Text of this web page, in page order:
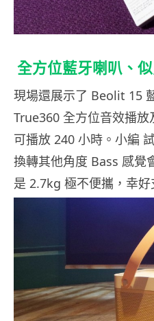
全方位藍牙喇叭、
現場還展示了 Beolit 15
True360 全方位音效播
可播放 240 小時。小編
換轉其他角度 Bass 感覺
是 2.7kg 極不便攜，幸好